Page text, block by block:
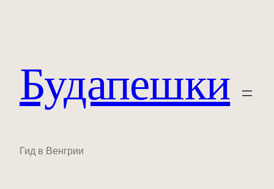
Будапешки
Гид в Венгрии